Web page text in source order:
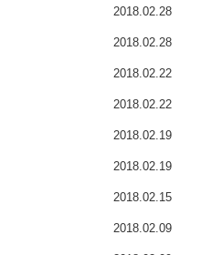
2018.02.28
2018.02.28
2018.02.22
2018.02.22
2018.02.19
2018.02.19
2018.02.15
2018.02.09